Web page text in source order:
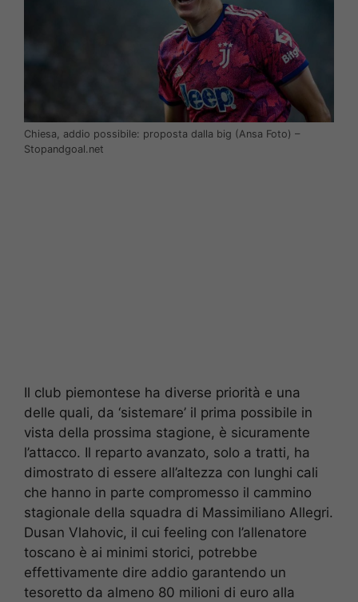
Chiesa, addio possibile: proposta dalla big (Ansa Foto) –
Stopandgoal.net
Il club piemontese ha diverse priorità e una
delle quali, da ‘sistemare’ il prima possibile in
vista della prossima stagione, è sicuramente
l’attacco. Il reparto avanzato, solo a tratti, ha
dimostrato di essere all’altezza con lunghi cali
che hanno in parte compromesso il cammino
stagionale della squadra di Massimiliano Allegri.
Dusan Vlahovic, il cui feeling con l’allenatore
toscano è ai minimi storici, potrebbe
effettivamente dire addio garantendo un
tesoretto da almeno 80 milioni di euro alla